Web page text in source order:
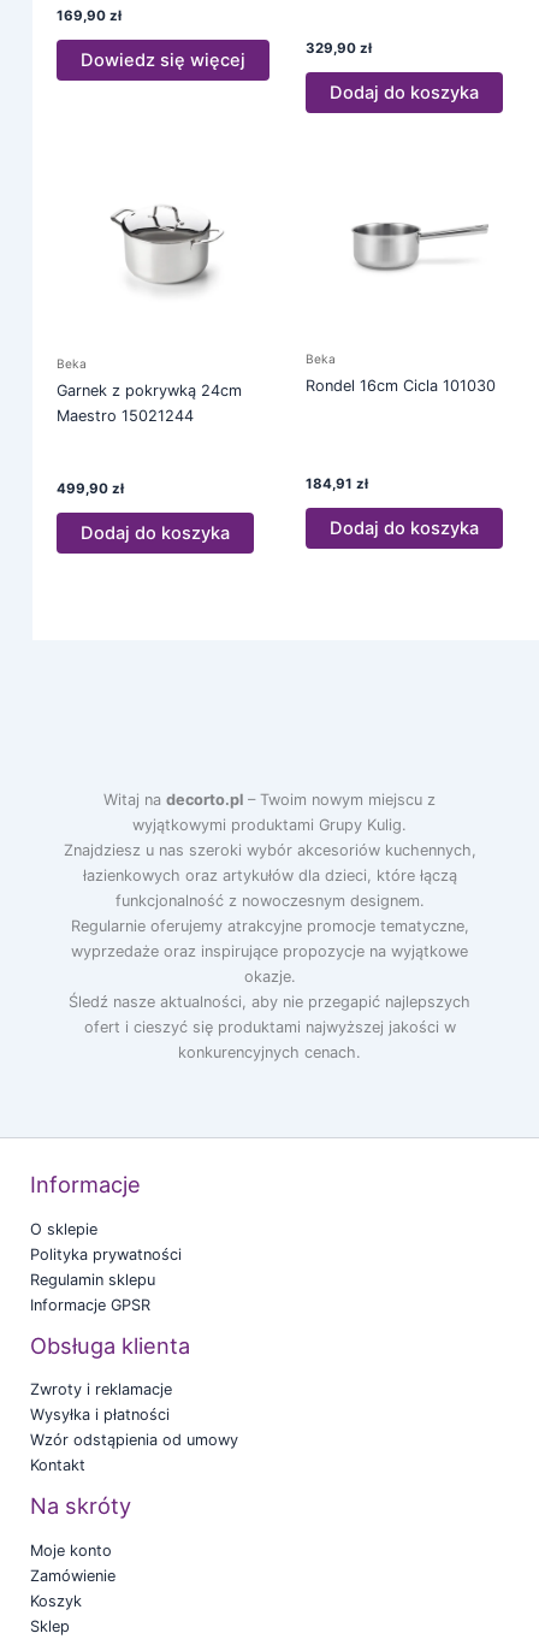
169,90 zł
Dowiedz się więcej
329,90 zł
Dodaj do koszyka
Beka
Garnek z pokrywką 24cm
Maestro 15021244
499,90 zł
Dodaj do koszyka
Beka
Rondel 16cm Cicla 101030
184,91 zł
Dodaj do koszyka
Witaj na decorto.pl – Twoim nowym miejscu z
wyjątkowymi produktami Grupy Kulig.
Znajdziesz u nas szeroki wybór akcesoriów kuchennych,
łazienkowych oraz artykułów dla dzieci, które łączą
funkcjonalność z nowoczesnym designem.
Regularnie oferujemy atrakcyjne promocje tematyczne,
wyprzedaże oraz inspirujące propozycje na wyjątkowe
okazje.
Śledź nasze aktualności, aby nie przegapić najlepszych
ofert i cieszyć się produktami najwyższej jakości w
konkurencyjnych cenach.
Informacje
O sklepie
Polityka prywatności
Regulamin sklepu
Informacje GPSR
Obsługa klienta
Zwroty i reklamacje
Wysyłka i płatności
Wzór odstąpienia od umowy
Kontakt
Na skróty
Moje konto
Zamówienie
Koszyk
Sklep